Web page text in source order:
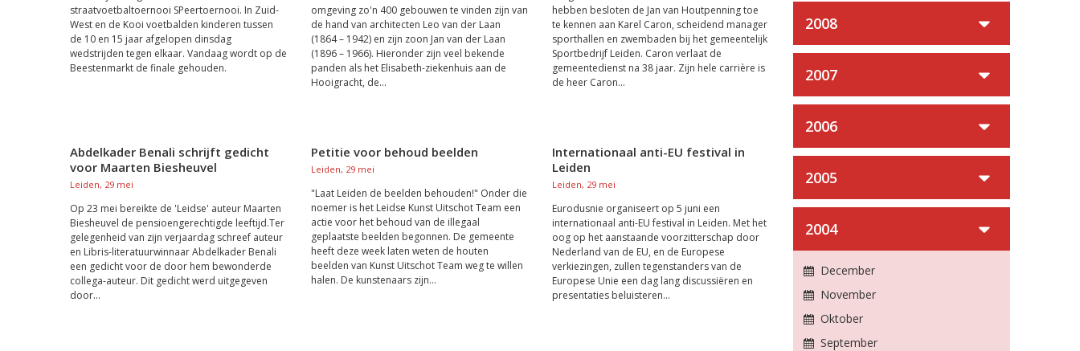
straatvoetbaltoernooi SPeertoernooi. In Zuid-
West en de Kooi voetbalden kinderen tussen
de 10 en 15 jaar afgelopen dinsdag
wedstrijden tegen elkaar. Vandaag wordt op de
Beestenmarkt de finale gehouden.
omgeving zo'n 400 gebouwen te vinden zijn van
de hand van architecten Leo van der Laan
(1864 – 1942) en zijn zoon Jan van der Laan
(1896 – 1966). Hieronder zijn veel bekende
panden als het Elisabeth-ziekenhuis aan de
Hooigracht, de...
hebben besloten de Jan van Houtpenning toe
te kennen aan Karel Caron, scheidend manager
sporthallen en zwembaden bij het gemeentelijk
Sportbedrijf Leiden. Caron verlaat de
gemeentedienst na 38 jaar. Zijn hele carrière is
de heer Caron...
Abdelkader Benali schrijft gedicht
voor Maarten Biesheuvel
Leiden, 29 mei
Op 23 mei bereikte de 'Leidse' auteur Maarten
Biesheuvel de pensioengerechtigde leeftijd.Ter
gelegenheid van zijn verjaardag schreef auteur
en Libris-literatuurwinnaar Abdelkader Benali
een gedicht voor de door hem bewonderde
collega-auteur. Dit gedicht werd uitgegeven
door...
Petitie voor behoud beelden
Leiden, 29 mei
"Laat Leiden de beelden behouden!" Onder die
noemer is het Leidse Kunst Uitschot Team een
actie voor het behoud van de illegaal
geplaatste beelden begonnen. De gemeente
heeft deze week laten weten de houten
beelden van Kunst Uitschot Team weg te willen
halen. De kunstenaars zijn...
Internationaal anti-EU festival in
Leiden
Leiden, 29 mei
Eurodusnie organiseert op 5 juni een
internationaal anti-EU festival in Leiden. Met het
oog op het aanstaande voorzitterschap door
Nederland van de EU, en de Europese
verkiezingen, zullen tegenstanders van de
Europese Unie een dag lang discussiëren en
presentaties beluisteren...
2008
2007
2006
2005
2004
December
November
Oktober
September